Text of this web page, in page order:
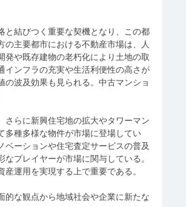
と結びつく重要な契機となり、この都
主要都市における不動産市場は、人
や既存建物の老朽化により土地の取
インフラの充実や生活利便性の高さが
波及効果も見られる。中古マンショ
らに新興住宅地の拡大やタワーマン
多種多様な物件が市場に登場してい
ーションや住宅査定サービスの普及
プレイヤーが市場に関与している。
運用を実現する上で重要である。
な観点から地域社会や企業に新たな